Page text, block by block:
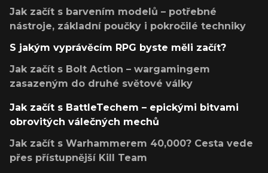
Jak začít s barvením modelů – potřebné
nástroje, základní poučky i pokročilé techniky
S jakým vyprávěcím RPG byste měli začít?
Jak začít s Bolt Action – wargamingem
zasazeným do druhé světové války
Jak začít s BattleTechem – epickými bitvami
obrovitých válečných mechů
Jak začít s Warhammerem 40,000? Cesta vede
přes přístupnější Kill Team